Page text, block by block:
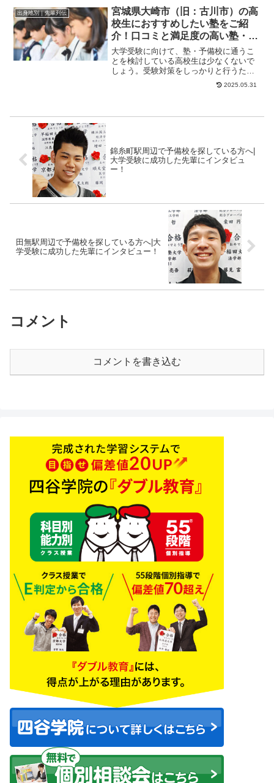
出身地別｜先輩列伝
宮城県大崎市（旧：古川市）の高
校生におすすめしたい塾をご紹
介！口コミと満足度の高い塾・予
備校は？
大学受験に向けて、塾・予備校に通うこ
とを検討している高校生は少なくないで
しょう。受験対策をしっかりと行うため
には、受験勉強を継続できる環境や指導
2025.05.31
錦糸町駅周辺で予備校を探している方へ|
大学受験に成功した先輩にインタビュ
ー！
田無駅周辺で予備校を探している方へ|大
学受験に成功した先輩にインタビュー！
コメント
コメントを書き込む